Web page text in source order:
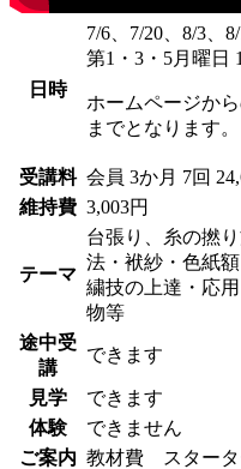
日時
7/6、7/20、8/3、
第1・3・5月曜日
ホームページか
までとなります。
受講料 会員 3か月 7回
維持費 3,003円
テーマ
台張り、糸の撚
法・袱紗・色紙額
繍技の上達・応
物等
途中受
講
できます
見学
できます
体験
できません
ご案内 教材費 スタータ